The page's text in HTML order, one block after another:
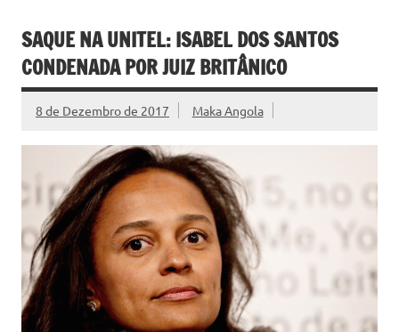
SAQUE NA UNITEL: ISABEL DOS SANTOS
CONDENADA POR JUIZ BRITÂNICO
8 de Dezembro de 2017 Maka Angola